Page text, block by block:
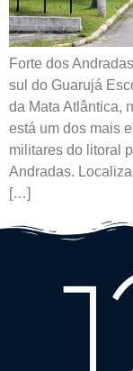
Forte dos
sul do Guarujá
da Mata Atlântica,
está um dos mais
militares do litoral
Andradas.
[…]